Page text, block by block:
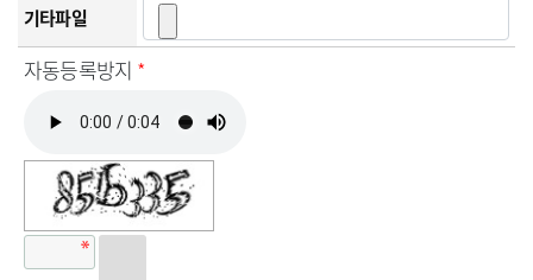
기타파일
자동등록방지 *